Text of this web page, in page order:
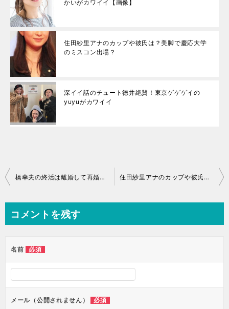
かいがカワイイ【画像】
住田紗里アナのカップや彼氏は？美脚で慶応大学
のミスコン出場？
深イイ話のチュート徳井絶賛！東京ゲゲゲイの
yuyuがカワイイ
投
稿
ナ
ビ
ー
橋幸夫の終活は離婚して再婚すること！吉永小百合との若い頃の画像 住田紗里アナのカップや彼氏は？美脚で慶応大学のミスコン出場？
コメントを残す
名前 必須
メール（公開されません） 必須